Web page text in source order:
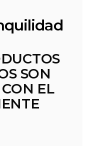
SON
EL